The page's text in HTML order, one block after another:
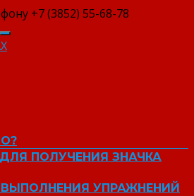
+7 (3852) 55-68-78
ПОЛУЧЕНИЯ ЗНАЧКА
ВЫПОЛНЕНИЯ УПРАЖНЕНИЙ